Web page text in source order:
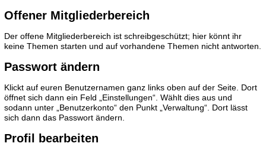
Offener Mitgliederbereich
Der offene Mitgliederbereich ist schreibgeschützt; hier könnt ihr
keine Themen starten und auf vorhandene Themen nicht antworten.
Passwort ändern
Klickt auf euren Benutzernamen ganz links oben auf der Seite. Dort
öffnet sich dann ein Feld „Einstellungen“. Wählt dies aus und
sodann unter „Benutzerkonto“ den Punkt „Verwaltung“. Dort lässt
sich dann das Passwort ändern.
Profil bearbeiten